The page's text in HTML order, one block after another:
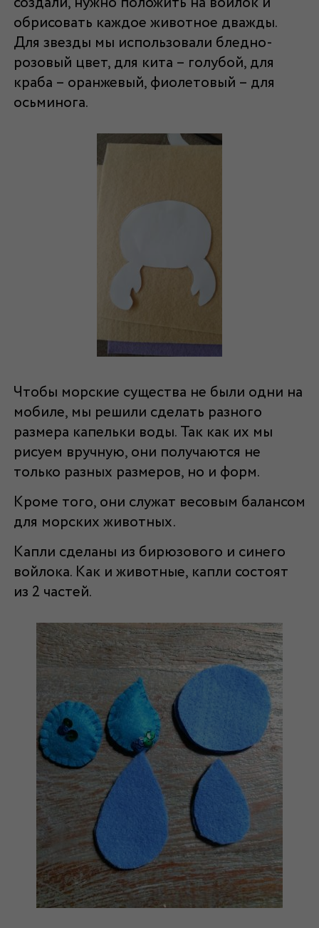
обрисовать каждое животное дважды.
Для звезды мы использовали бледно-
розовый цвет, для кита – голубой, для
краба – оранжевый, фиолетовый – для
осьминога.
Чтобы морские существа не были одни на
мобиле, мы решили сделать разного
размера капельки воды. Так как их мы
рисуем вручную, они получаются не
только разных размеров, но и форм.
Кроме того, они служат весовым балансом
для морских животных.
Капли сделаны из бирюзового и синего
войлока. Как и животные, капли состоят
из 2 частей.